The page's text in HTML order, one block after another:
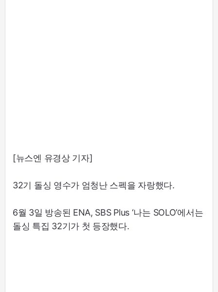
[뉴스엔 유경상 기자]
32기 돌싱 영수가 엄청난 스펙을 자랑했다.
6월 3일 방송된 ENA, SBS Plus ‘나는 SOLO’에서는
돌싱 특집 32기가 첫 등장했다.